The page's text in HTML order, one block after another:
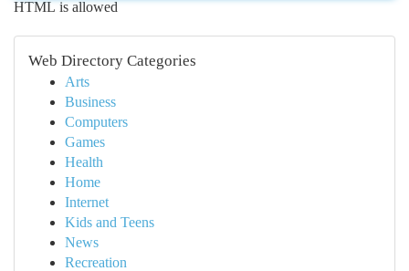
HTML is allowed
Web Directory Categories
Arts
Business
Computers
Games
Health
Home
Internet
Kids and Teens
News
Recreation